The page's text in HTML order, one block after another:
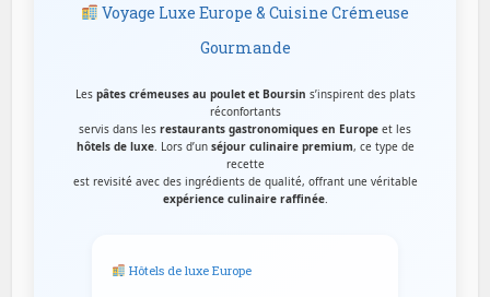
Voyage Luxe Europe & Cuisine Crémeuse
Gourmande
Les pâtes crémeuses au poulet et Boursin s’inspirent des plats
réconfortants
servis dans les restaurants gastronomiques en Europe et les
hôtels de luxe. Lors d’un séjour culinaire premium, ce type de
recette
est revisité avec des ingrédients de qualité, offrant une véritable
expérience culinaire raffinée.
Hôtels de luxe Europe